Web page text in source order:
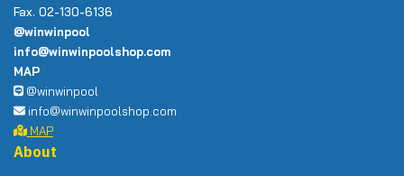
Fax. 02-130-6136
@winwinpool
info@winwinpoolshop.com
MAP
@winwinpool
info@winwinpoolshop.com
MAP
About